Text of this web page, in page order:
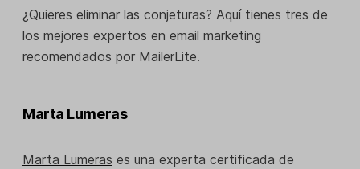
¿Quieres eliminar las conjeturas? Aquí tienes tres de
los mejores expertos en email marketing
recomendados por MailerLite.
Marta Lumeras
Marta Lumeras es una experta certificada de